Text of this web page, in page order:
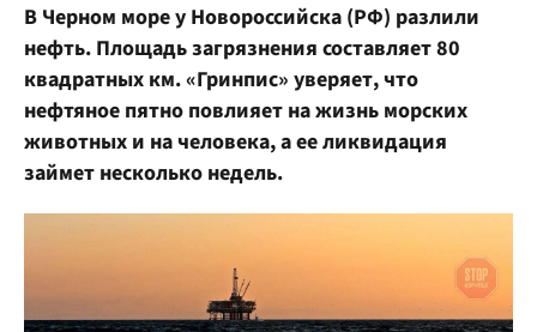
В Черном море у Новороссийска (РФ) разлили
нефть. Площадь загрязнения составляет 80
квадратных км. «Гринпис» уверяет, что
нефтяное пятно повлияет на жизнь морских
животных и на человека, а ее ликвидация
займет несколько недель.